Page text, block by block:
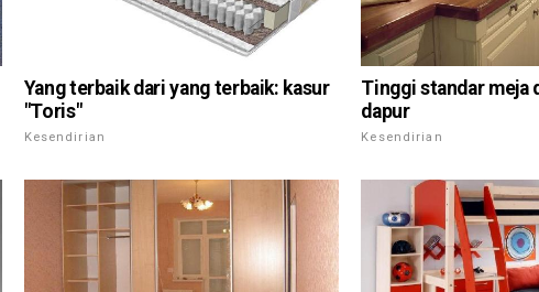
Yang terbaik dari yang terbaik: kasur
"Toris"
Kesendirian
Tinggi standar meja
dapur
Kesendirian